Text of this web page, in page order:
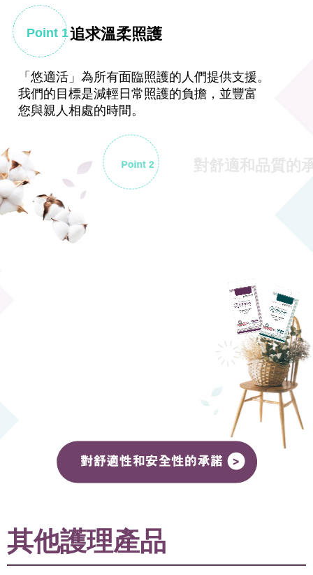
「悠適活」為所有面臨照護的人們提供支援。
我們的目標是減輕日常照護的負擔，並豐富
您與親人相處的時間。
對舒適和品質的承諾
Point 1
Point 2
追求溫柔照護
其他護理產品